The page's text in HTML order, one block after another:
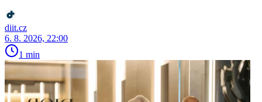
diit.cz
6. 8. 2026, 22:00
1 min